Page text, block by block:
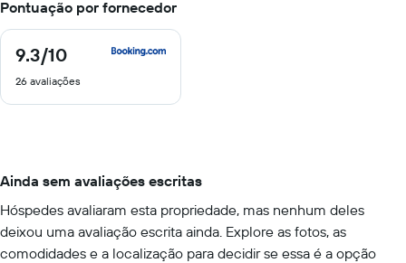
Pontuação por fornecedor
9.3/10
9.3
10
26 avaliações
Ainda sem avaliações escritas
Hóspedes avaliaram esta propriedade, mas nenhum deles
deixou uma avaliação escrita ainda. Explore as fotos, as
comodidades e a localização para decidir se essa é a opção